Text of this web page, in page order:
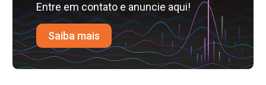
Entre em contato e anuncie aqui!
Saiba mais